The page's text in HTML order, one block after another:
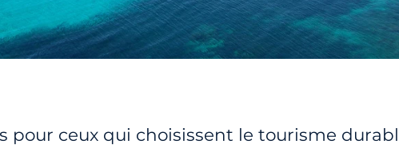
pour ceux qui choisissent le tourisme